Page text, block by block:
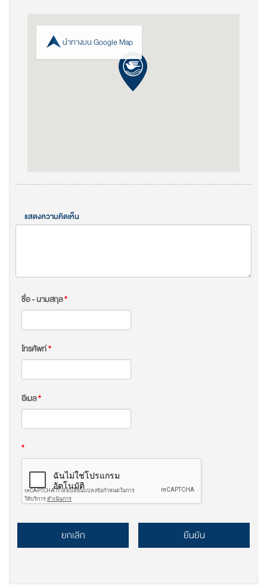
นำทางบน Google Map
แสดงความคิดเห็น
ชื่อ - นามสกุล*
โทรศัพท์*
อีเมล*
*
ยกเลิก ยืนยัน